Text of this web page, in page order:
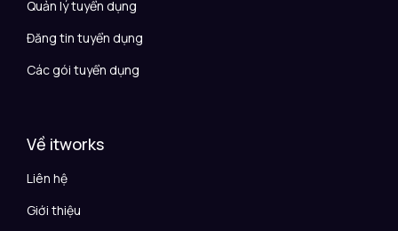
Quản lý tuyển dụng
Đăng tin tuyển dụng
Các gói tuyển dụng
Về itworks
Liên hệ
Giới thiệu